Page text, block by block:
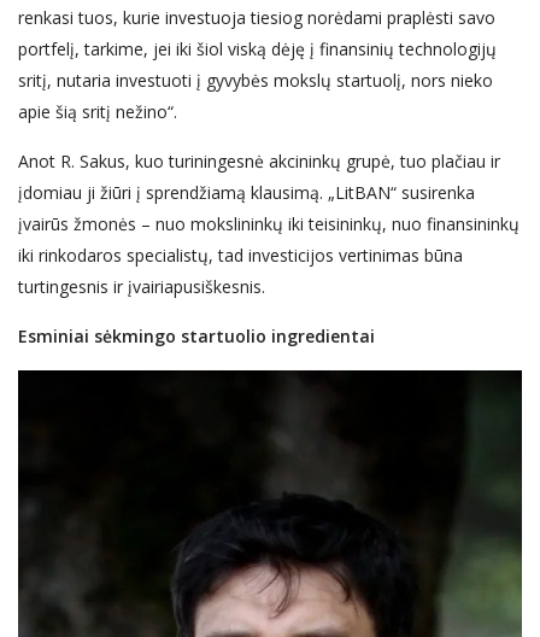
renkasi tuos, kurie investuoja tiesiog norėdami praplėsti savo
portfelį, tarkime, jei iki šiol viską dėję į finansinių technologijų
sritį, nutaria investuoti į gyvybės mokslų startuolį, nors nieko
apie šią sritį nežino“.
Anot R. Sakus, kuo turiningesnė akcininkų grupė, tuo plačiau ir
įdomiau ji žiūri į sprendžiamą klausimą. „LitBAN“ susirenka
įvairūs žmonės – nuo mokslininkų iki teisininkų, nuo finansininkų
iki rinkodaros specialistų, tad investicijos vertinimas būna
turtingesnis ir įvairiapusiškesnis.
Esminiai sėkmingo startuolio ingredientai